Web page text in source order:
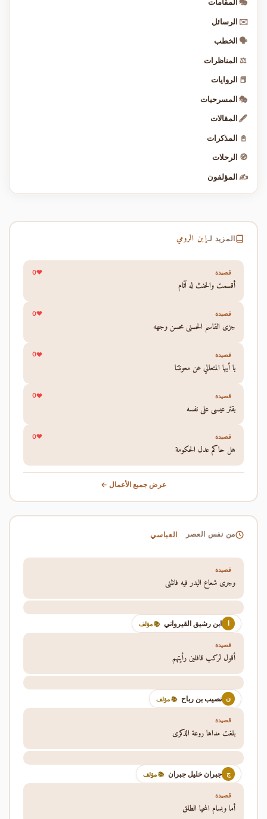
🎭 المقامات
✉️ الرسائل
🗣️ الخطب
⚖️ المناظرات
📕 الروايات
🎭 المسرحيات
🖋️ المقالات
📓 المذكرات
🧭 الرحلات
✍️ المؤلفون
المزيد لـإبن الرومي
قصيدة 0
أقسمت والحنث له آثام
قصيدة 0
جزى القاسم الحسنى محسن وجهه
قصيدة 0
يا أيها المتعالي عن معونتنا
قصيدة 0
يقتر عيسى على نفسه
قصيدة 0
هل حاكم عدل الحكومة
عرض جميع الأعمال ←
من نفس العصر العباسي
قصيدة
وجرى شعاع البدر فيه فانثنى
ا ابن رشيق القيرواني 📚 مؤلف
قصيدة
أقول لركب قافلين رأيتهم
ن نصيب بن رباح 📚 مؤلف
قصيدة
بلغت مداها روعة الذكرى
ج جبران خليل جبران 📚 مؤلف
قصيدة
أما وبسام المحيا الطلق